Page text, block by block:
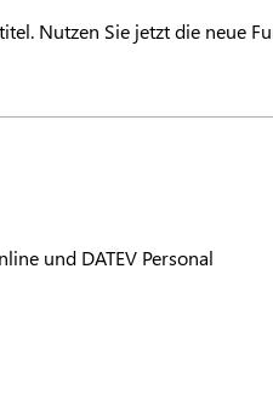
Nutzen Sie jetzt die neue
und DATEVPersonal